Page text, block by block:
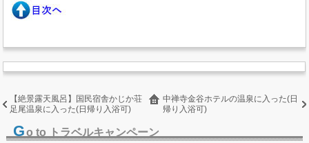
【絶景露天風呂】国民宿舎かじか荘
足尾温泉に入った(日帰り入浴可)
中禅寺金谷ホテルの温泉に入った(日
帰り入浴可)
Go to トラベルキャンペーン